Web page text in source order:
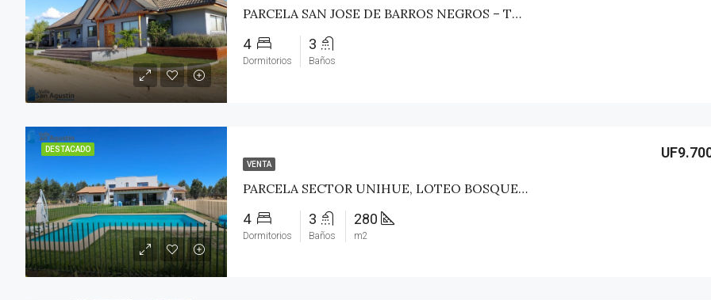
PARCELA SAN JOSE DE BARROS NEGROS – TALCA (MAULE NORTE)
4
Dormitorios
3
Baños
DESTACADO
VENTA
PARCELA SECTOR UNIHUE, LOTEO BOSQUES DEL VALLE – MAULE
4
Dormitorios
3
Baños
280
m2